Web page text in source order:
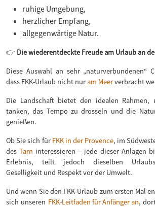
ruhige Umgebung,
herzlicher Empfang,
allgegenwärtige Natur.
👉 Die wiederentdeckte Freude am Urlaub an
Diese Auswahl an sehr „naturverbundenen“
dass FKK-Urlaub nicht nur am Meerverbracht
Die Landschaft bietet den idealen Rahmen,
tanken, das Tempo zu drosseln und die
genießen.
Ob Sie sich für FKK in der Provence, im
desTarn interessieren – jede dieser Anlagen
Erlebnis, teilt jedoch dieselben
Geselligkeit und Respekt vor der Umwelt.
Und wenn Sie den FKK-Urlaub zum ersten Mal
sich unseren FKK-Leitfaden für Anfänger an,